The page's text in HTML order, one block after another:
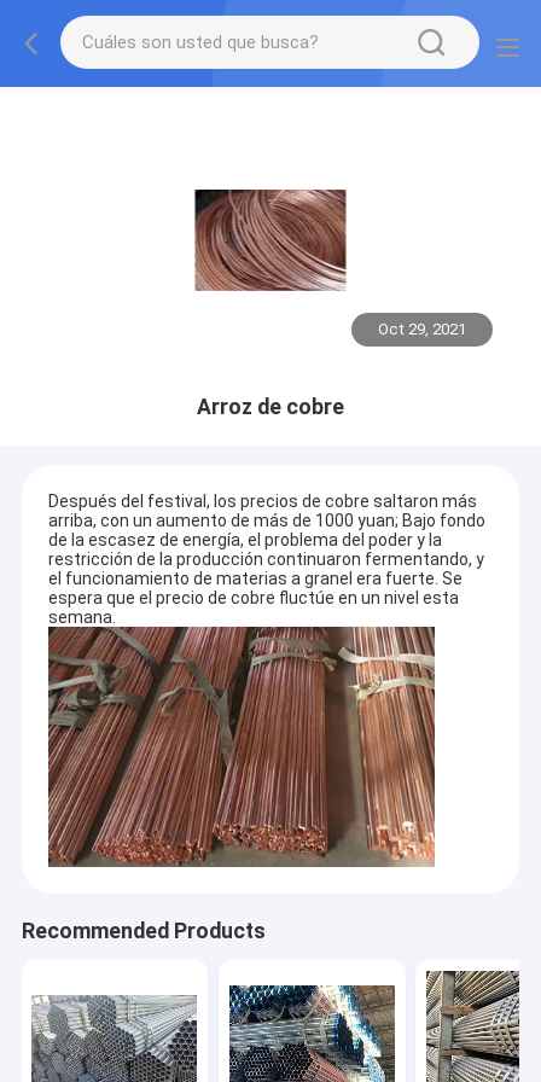
Oct 29, 2021
Arroz de cobre
Después del festival, los precios de cobre saltaron más
arriba, con un aumento de más de 1000 yuan; Bajo fondo
de la escasez de energía, el problema del poder y la
restricción de la producción continuaron fermentando, y
el funcionamiento de materias a granel era fuerte. Se
espera que el precio de cobre fluctúe en un nivel esta
semana.
Recommended Products